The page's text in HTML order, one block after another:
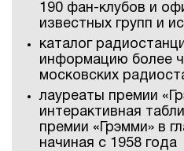
190 фан-клубов и
известных групп и
каталог
информацию более
московских
лауреаты премии
интерактивная
премии «Грэмми» в
начиная с 1958 года